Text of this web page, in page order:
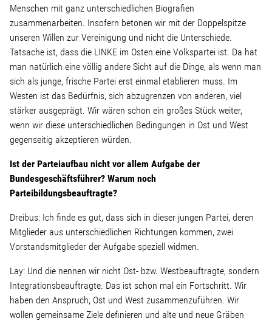
Menschen mit ganz unterschiedlichen Biografien
zusammenarbeiten. Insofern betonen wir mit der Doppelspitze
unseren Willen zur Vereinigung und nicht die Unterschiede.
Tatsache ist, dass die LINKE im Osten eine Volkspartei ist. Da hat
man natürlich eine völlig andere Sicht auf die Dinge, als wenn man
sich als junge, frische Partei erst einmal etablieren muss. Im
Westen ist das Bedürfnis, sich abzugrenzen von anderen, viel
stärker ausgeprägt. Wir wären schon ein großes Stück weiter,
wenn wir diese unterschiedlichen Bedingungen in Ost und West
gegenseitig akzeptieren würden.
Ist der Parteiaufbau nicht vor allem Aufgabe der
Bundesgeschäftsführer? Warum noch
Parteibildungsbeauftragte?
Dreibus: Ich finde es gut, dass sich in dieser jungen Partei, deren
Mitglieder aus unterschiedlichen Richtungen kommen, zwei
Vorstandsmitglieder der Aufgabe speziell widmen.
Lay: Und die nennen wir nicht Ost- bzw. Westbeauftragte, sondern
Integrationsbeauftragte. Das ist schon mal ein Fortschritt. Wir
haben den Anspruch, Ost und West zusammenzuführen. Wir
wollen gemeinsame Ziele definieren und alte und neue Gräben